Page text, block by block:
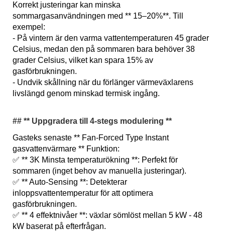
Korrekt justeringar kan minska
sommargasanvändningen med ** 15–20%**. Till
exempel:
- På vintern är den varma vattentemperaturen 45 grader
Celsius, medan den på sommaren bara behöver 38
grader Celsius, vilket kan spara 15% av
gasförbrukningen.
- Undvik skållning när du förlänger värmeväxlarens
livslängd genom minskad termisk ingång.
## ** Uppgradera till 4-stegs modulering **
Gasteks senaste ** Fan-Forced Type Instant
gasvattenvärmare ** Funktion:
✅ ** 3K Minsta temperaturökning **: Perfekt för
sommaren (inget behov av manuella justeringar).
✅ ** Auto-Sensing **: Detekterar
inloppsvattentemperatur för att optimera
gasförbrukningen.
✅ ** 4 effektnivåer **: växlar sömlöst mellan 5 kW - 48
kW baserat på efterfrågan.